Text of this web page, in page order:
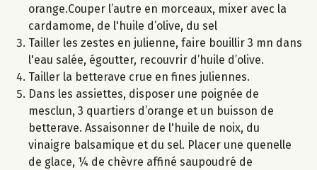
orange.Couper l’autre en morceaux, mixer avec la
cardamome, de l'huile d’olive, du sel
Tailler les zestes en julienne, faire bouillir 3 mn dans
l'eau salée, égoutter, recouvrir d’huile d’olive.
Tailler la betterave crue en fines juliennes.
Dans les assiettes, disposer une poignée de
mesclun, 3 quartiers d’orange et un buisson de
betterave. Assaisonner de l'huile de noix, du
vinaigre balsamique et du sel. Placer une quenelle
de glace, ¼ de chèvre affiné saupoudré de